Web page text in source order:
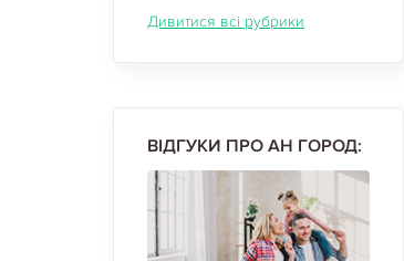
Дивитися всі рубрики
ВІДГУКИ ПРО АН ГОРОД: